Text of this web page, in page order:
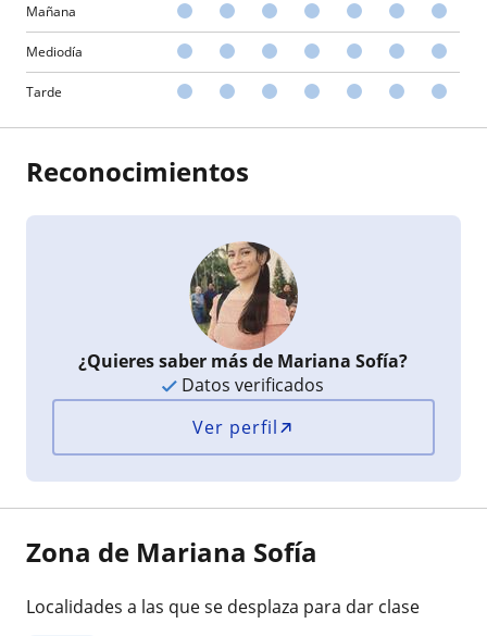
Mañana
Mediodía
Tarde
Reconocimientos
¿Quieres saber más de Mariana Sofía?
Datos verificados
Ver perfil
Zona de Mariana Sofía
Localidades a las que se desplaza para dar clase